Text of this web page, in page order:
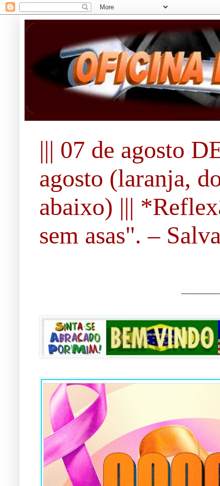
||| 07 de agosto
agosto (laranja,
abaixo) |||
sem asas". –